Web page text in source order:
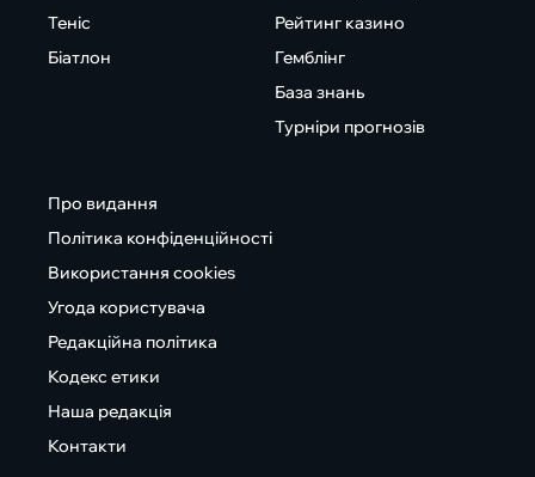
Теніс
Біатлон
Рейтинг казино
Гемблінг
База знань
Турніри прогнозів
Про видання
Політика конфіденційності
Використання cookies
Угода користувача
Редакційна політика
Кодекс етики
Наша редакція
Контакти